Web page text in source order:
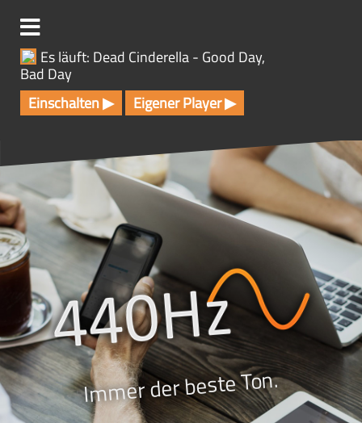
s
r
i
n
g
e
n
Es läuft: Dead Cinderella - Good Day,
Bad Day
Einschalten ▶
Eigener Player ▶
Immer der beste Ton.